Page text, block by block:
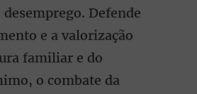
desemprego. Defende
e a valorização
familiar e do
o combate da